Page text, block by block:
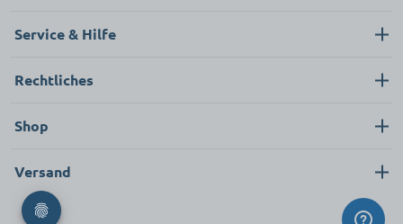
Service & Hilfe
FAQ
Rechtliches
AGB
Shop
Bekleidung & Textilien
Versand